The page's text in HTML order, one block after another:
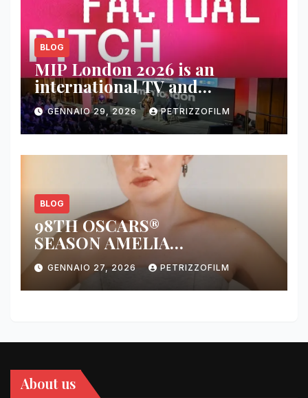
BLOG
MIP London 2026 is an
international TV and
streaming content market
GENNAIO 29, 2026 PETRIZZOFILM
BLOG
98TH OSCARS®
SEASON AMELIA
DIMOLDENBERG RETURNS
FOR THIRD YEAR
GENNAIO 27, 2026 PETRIZZOFILM
About us